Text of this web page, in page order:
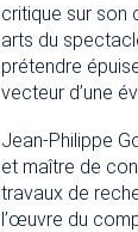
critique sur son
arts du
prétendre
vecteur d’une
Jean-Philippe
et maître de
travaux de
l’œuvre du